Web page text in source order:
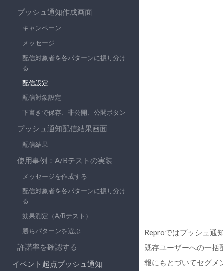
プッシュ通知作成画面
キャンペーン
メッセージ
配信対象者を各パターンに振り分け
る
配信設定
配信対象設定
下書きで保存、非公開、公開ボタン
プッシュ通知配信結果画面
配信結果
使用事例：A/Bテストの実装
メッセージを作成する
配信対象者を各パターンに振り分け
る
効果測定（A/Bテスト）
勝ちパターンを選ぶ
許諾率を確認する
イベント起点プッシュ通知
Reproではプッシュ通
既存ユーザーへの一括
報にもとづいてセグメ